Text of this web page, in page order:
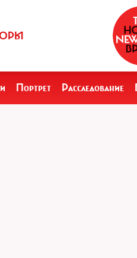
Портрет Расследование